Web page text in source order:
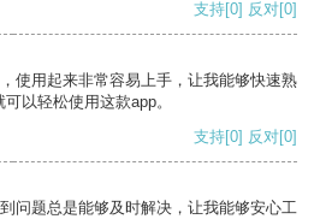
支持[0] 反对[0]
使用起来非常容易上手，让我能够快速熟
以轻松使用这款app。
支持[0] 反对[0]
问题总是能够及时解决，让我能够安心工